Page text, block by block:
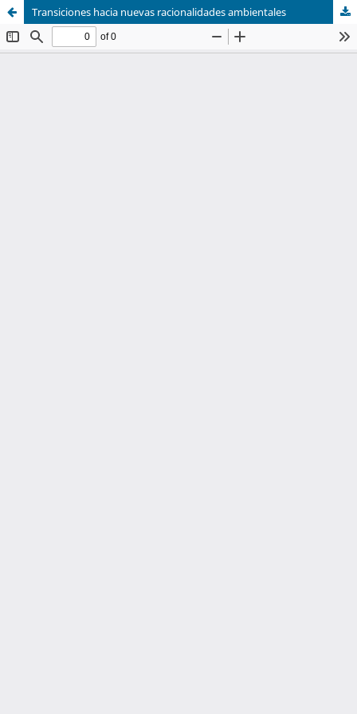
Transiciones hacia nuevas racionalidades ambientales